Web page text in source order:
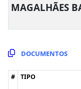
MAGALHÃES
DOCUMENTOS
# TIPO